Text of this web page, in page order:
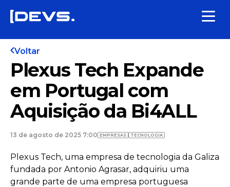
Voltar
Plexus Tech Expande
em Portugal com
Aquisição da Bi4ALL
13 de agosto de 2025 7:00 EMPRESAS TECNOLOGIA
Plexus Tech, uma empresa de tecnologia da Galiza
fundada por Antonio Agrasar, adquiriu uma
grande parte de uma empresa portuguesa